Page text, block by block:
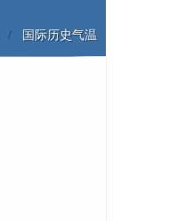
国际历史气温